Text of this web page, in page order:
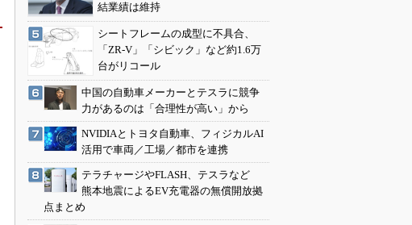
結業績は維持
シートフレームの成型に不具合、
「ZR-V」「シビック」など約1.6万
台がリコール
中国の自動車メーカーとテスラに競争
力があるのは「合理性が高い」から
NVIDIAとトヨタ自動車、フィジカルAI
活用で車両／工場／都市を連携
テラチャージやFLASH、テスラなど
熊本地震によるEV充電器の無償開放拠
点まとめ